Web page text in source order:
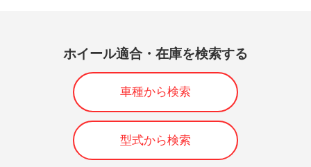
ホイール適合・在庫を検索する
車種から検索
型式から検索